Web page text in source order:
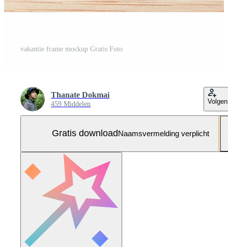
vakantie frame mockup Gratis Foto
Thanate Dokmai
459 Middelen Volgen
Gratis downloadNaamsvermelding verplicht